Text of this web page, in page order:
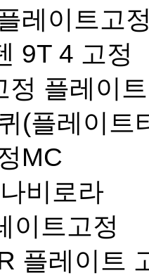
레이트고
9T 4 고정
정 플레이
(플레이트
MC
비로라
이트고정
플레이트